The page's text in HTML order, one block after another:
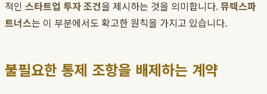
적인 스타트업 투자 조건을 제시하는 것을 의미합니다.뮤렉스파
트너스는 이 부분에서도 확고한 원칙을 가지고 있습니다.
불필요한 통제 조항을 배제하는 계약